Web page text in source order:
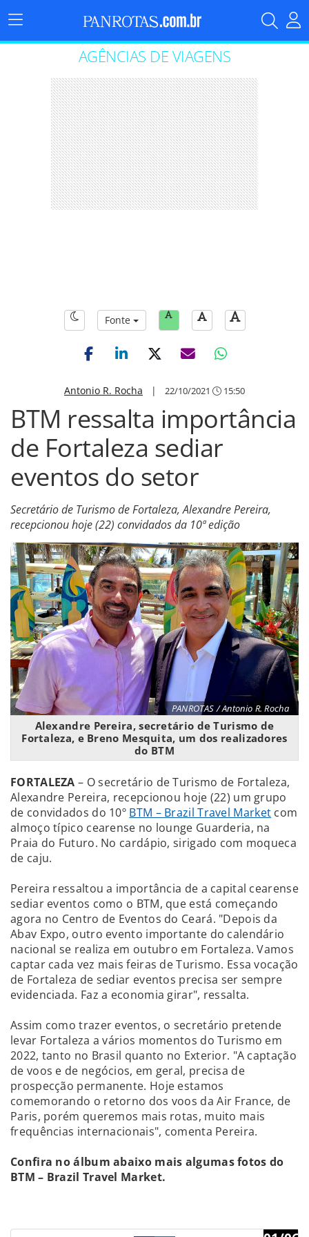
Menu
Principal
AGÊNCIAS DE VIAGENS
Fonte
Antonio R. Rocha | 22/10/2021 15:50
BTM ressalta importância
de Fortaleza sediar
eventos do setor
Secretário de Turismo de Fortaleza, Alexandre Pereira,
recepcionou hoje (22) convidados da 10ª edição
PANROTAS / Antonio R. Rocha
Alexandre Pereira, secretário de Turismo de
Fortaleza, e Breno Mesquita, um dos realizadores
do BTM
FORTALEZA – O secretário de Turismo de Fortaleza,
Alexandre Pereira, recepcionou hoje (22) um grupo
de convidados do 10º BTM – Brazil Travel Market com
almoço típico cearense no lounge Guarderia, na
Praia do Futuro. No cardápio, sirigado com moqueca
de caju.
Pereira ressaltou a importância de a capital cearense
sediar eventos como o BTM, que está começando
agora no Centro de Eventos do Ceará. "Depois da
Abav Expo, outro evento importante do calendário
nacional se realiza em outubro em Fortaleza. Vamos
captar cada vez mais feiras de Turismo. Essa vocação
de Fortaleza de sediar eventos precisa ser sempre
evidenciada. Faz a economia girar", ressalta.
Assim como trazer eventos, o secretário pretende
levar Fortaleza a vários momentos do Turismo em
2022, tanto no Brasil quanto no Exterior. "A captação
de voos e de negócios, em geral, precisa de
prospecção permanente. Hoje estamos
comemorando o retorno dos voos da Air France, de
Paris, porém queremos mais rotas, muito mais
frequências internacionais", comenta Pereira.
Confira no álbum abaixo mais algumas fotos do
BTM – Brazil Travel Market.